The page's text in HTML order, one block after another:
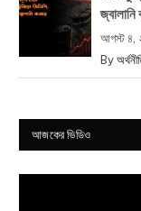
জ্বালানি
আগস্ট ৪,
By
আজকের ভিডিও